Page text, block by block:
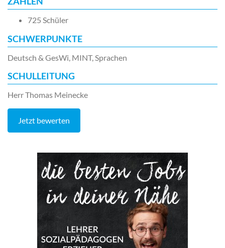
725 Schüler
SCHWERPUNKTE
Deutsch & GesWi, MINT, Sprachen
SCHULLEITUNG
Herr Thomas Meinecke
Jetzt bewerten